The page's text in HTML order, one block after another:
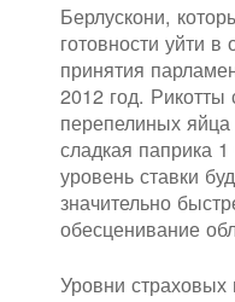
Берлускони,
готовности уйти в
принятия
2012 год.
перепелиных
сладкая паприка
уровень ставки
значительно
обесценивание
Уровни